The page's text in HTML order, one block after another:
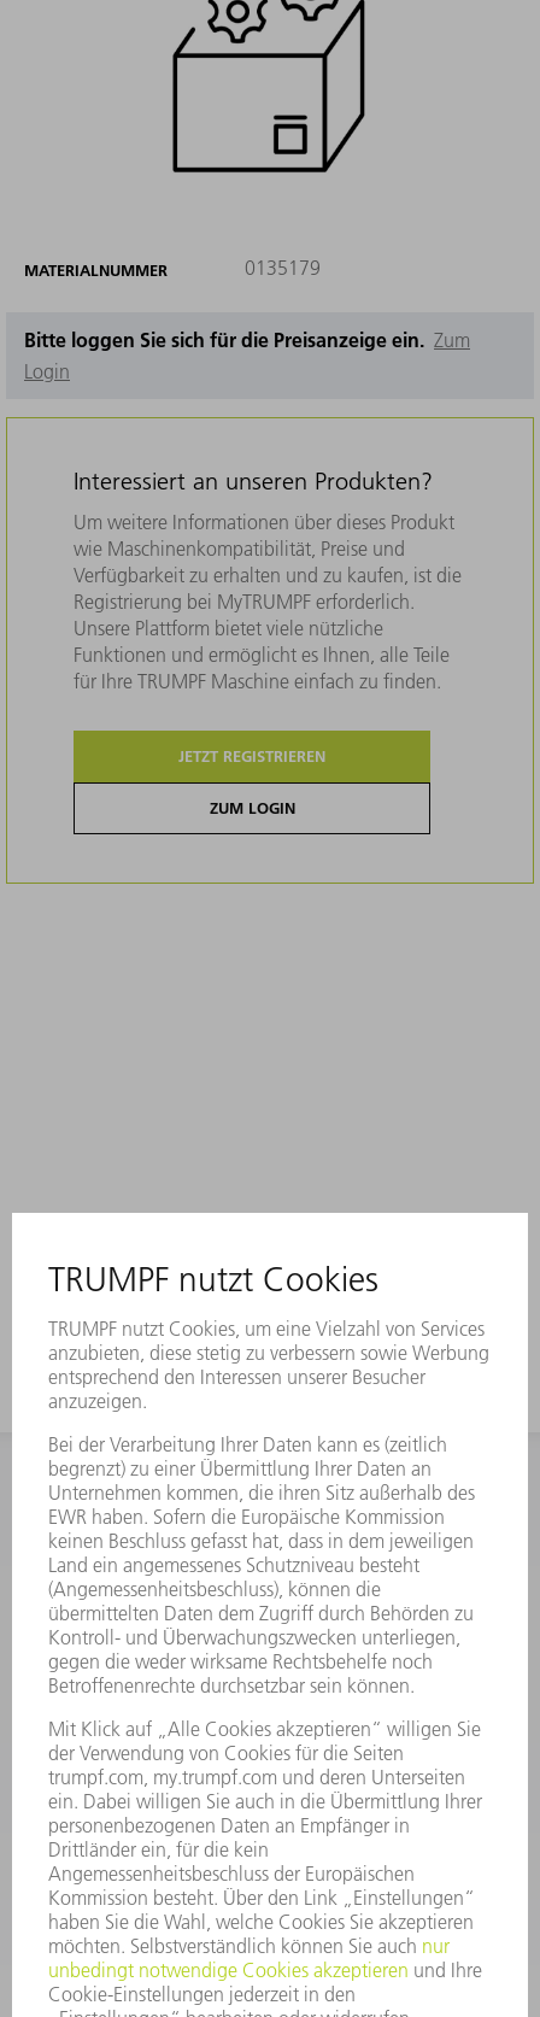
MATERIALNUMMER 0135179
Bitte loggen Sie sich für die Preisanzeige ein. Zum
Login
Interessiert an unseren Produkten?
Um weitere Informationen über dieses Produkt
wie Maschinenkompatibilität, Preise und
Verfügbarkeit zu erhalten und zu kaufen, ist die
Registrierung bei MyTRUMPF erforderlich.
Unsere Plattform bietet viele nützliche
Funktionen und ermöglicht es Ihnen, alle Teile
für Ihre TRUMPF Maschine einfach zu finden.
JETZT REGISTRIEREN
ZUM LOGIN
INFORMATION
Häufig gestellte Fragen
Allgemeine Geschäftsbedingungen
KONTAKT
Kundenbetreuung TRUMPF Werkzeugmaschinen
+49 7156 303 33222
Mo - Fr: 07:30 - 17:30 Uhr
Erweiterte Rufbereitschaft per Service App Mo - Fr:
06:30 - 20.00 Uhr Sa: 07:00 - 12:00 Uhr
Kundenbetreuung@trumpf.com
KONTAKT
Service TRUMPF Lasertechnik
+49 7156 303 37444
Mo - Fr: 07:30 - 18:00 Uhr
Additive Manufacturing 07:30 - 17:30 Uhr
spareparts.tld@trumpf.com